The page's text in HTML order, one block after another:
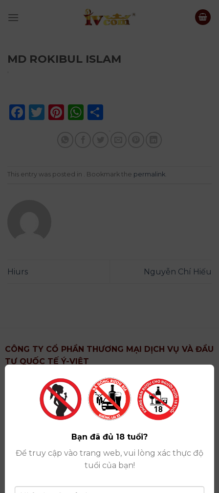
MD ROKIBUL ISLAM
Facebook
Twitter
Pinterest
WhatsApp
This entry was posted in . Bookmark the permalink.
Hiurs Nguyễn Chí Hiếu
CÔNG TY CỔ PHẦN THƯƠNG MẠI DỊCH VỤ VÀ ĐẦU
TƯ QUỐC TẾ Ý-VIỆT
: Khu 6, Xã Hoài Đức, Thành Phố Hà Nội
Showroom: Số 09 Phố Liễu Giai, Phường Ngọc Hà,
Thành Phố Hà Nội
Giấy ĐKKD số: 0102751615 do Sở Tài Chính Thành
Phố Hà Nội cấp lần đầu ngày 07/05/2008,đăng ký
thay đổi lần thứ 17 ngày 06/08/2025
Giấy phép Phân Phối Rượu số : 529/GP-BCT do Bộ
Công Thương cấp ngày 14/11/2022
Ngân hàng:Ngân hàng TMCP Đầu tư và phát triển
Bạn đã đủ 18 tuổi?
Để truy cập vào trang web, vui lòng xác thực độ
tuổi của bạn!